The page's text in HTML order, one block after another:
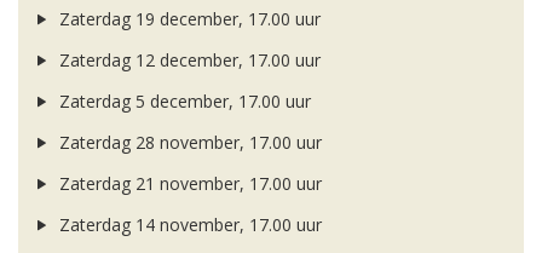
Zaterdag 19 december, 17.00 uur
Zaterdag 12 december, 17.00 uur
Zaterdag 5 december, 17.00 uur
Zaterdag 28 november, 17.00 uur
Zaterdag 21 november, 17.00 uur
Zaterdag 14 november, 17.00 uur